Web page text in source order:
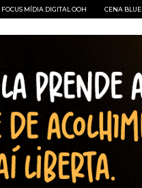
FOCUS MÍDIA DIGITAL OOH CENA BLUE